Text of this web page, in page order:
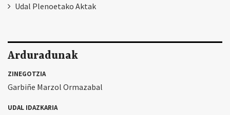
Udal Plenoetako Aktak
Arduradunak
ZINEGOTZIA
Garbiñe Marzol Ormazabal
UDAL IDAZKARIA